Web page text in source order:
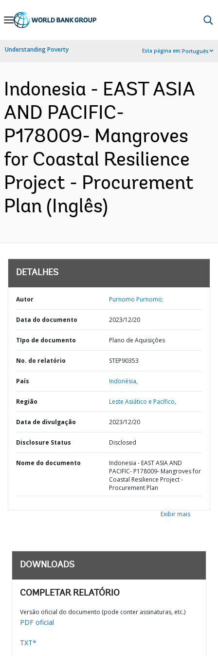
Skip
Navigation
Understanding Poverty Esta página em:Português
Indonesia - EAST ASIA
AND PACIFIC-
P178009- Mangroves
for Coastal Resilience
Project - Procurement
Plan (Inglês)
DETALHES
Autor Purnomo Purnomo;
Data do documento 2023/12/20
TIpo de documento Plano de Aquisições
No. do relatório STEP90353
País Indonésia,
Região Leste Asiático e Pacífico,
Data de divulgação 2023/12/20
Disclosure Status Disclosed
Nome do documento
Indonesia - EAST ASIA AND
PACIFIC- P178009- Mangroves for
Coastal Resilience Project -
Procurement Plan
Exibir mais
DOWNLOADS
COMPLETAR RELATÓRIO
Versão oficial do documento (pode conter assinaturas, etc.)
PDF oficial
TXT*